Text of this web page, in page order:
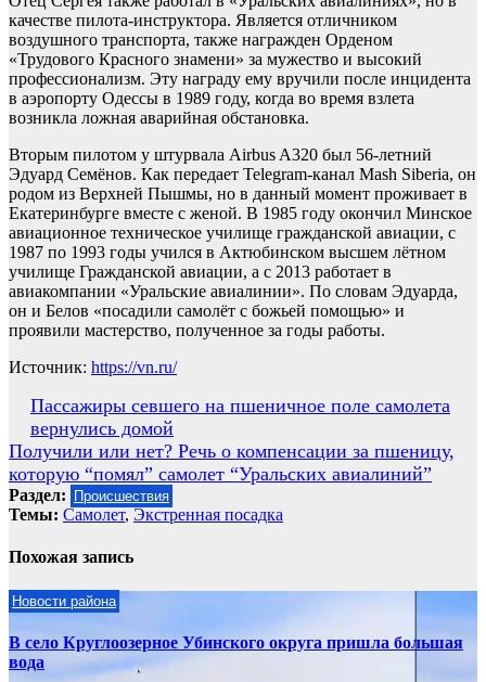
качестве пилота-инструктора. Является отличником
воздушного транспорта, также награжден Орденом
«Трудового Красного знамени» за мужество и высокий
профессионализм. Эту награду ему вручили после инцидента
в аэропорту Одессы в 1989 году, когда во время взлета
возникла ложная аварийная обстановка.
Вторым пилотом у штурвала Airbus A320 был 56-летний
Эдуард Семёнов. Как передает Telegram-канал Mash Siberia, он
родом из Верхней Пышмы, но в данный момент проживает в
Екатеринбурге вместе с женой. В 1985 году окончил Минское
авиационное техническое училище гражданской авиации, с
1987 по 1993 годы учился в Актюбинском высшем лётном
училище Гражданской авиации, а с 2013 работает в
авиакомпании «Уральские авиалинии». По словам Эдуарда,
он и Белов «посадили самолёт с божьей помощью» и
проявили мастерство, полученное за годы работы.
Источник: https://vn.ru/
Навигация
по
записям
Пассажиры севшего на пшеничное поле самолета
вернулись домой
Получили или нет? Речь о компенсации за пшеницу,
которую “помял” самолет “Уральских авиалиний”
Раздел: Происшествия
Темы: Самолет, Экстренная посадка
Похожая запись
Новости района
В село Круглоозерное Убинского округа пришла большая
вода